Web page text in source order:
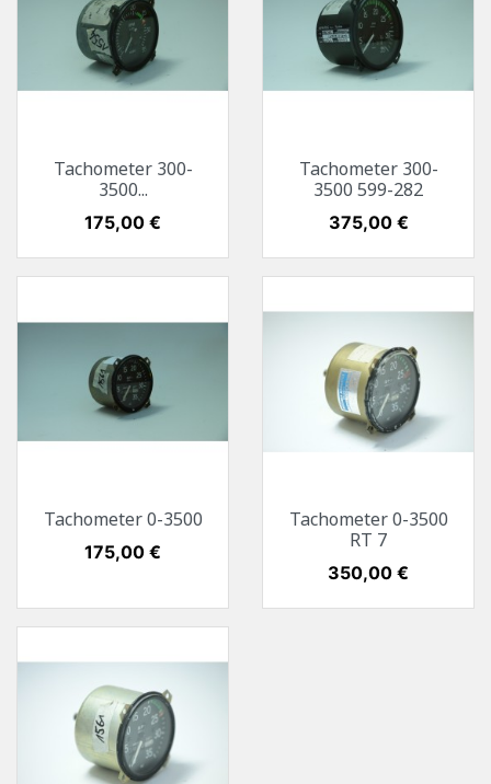
Tachometer 300-
3500...
Preis
175,00 €
Tachometer 300-
3500 599-282
Preis
375,00 €
Tachometer 0-3500
Preis
175,00 €
Tachometer 0-3500
RT 7
Preis
350,00 €